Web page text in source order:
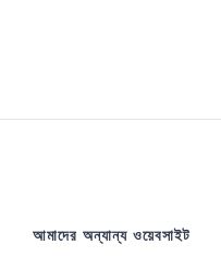
আমাদের অন্যান্য ওয়েবসাইট